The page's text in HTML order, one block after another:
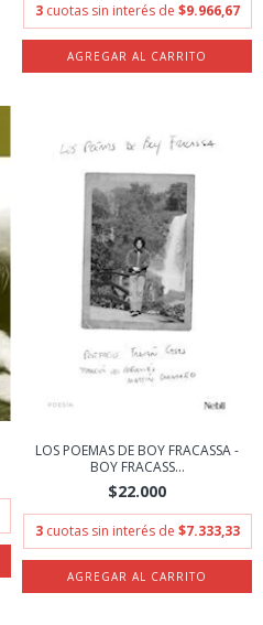
3 cuotas sin interés de $9.966,67
LOS POEMAS DE BOY FRACASSA -
BOY FRACASS...
$22.000
3 cuotas sin interés de $7.333,33